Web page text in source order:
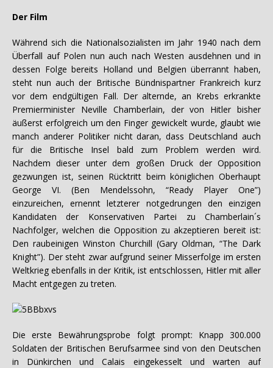
Der Film
Während sich die Nationalsozialisten im Jahr 1940 nach dem
Überfall auf Polen nun auch nach Westen ausdehnen und in
dessen Folge bereits Holland und Belgien überrannt haben,
steht nun auch der Britische Bündnispartner Frankreich kurz
vor dem endgültigen Fall. Der alternde, an Krebs erkrankte
Premierminister Neville Chamberlain, der von Hitler bisher
äußerst erfolgreich um den Finger gewickelt wurde, glaubt wie
manch anderer Politiker nicht daran, dass Deutschland auch
für die Britische Insel bald zum Problem werden wird.
Nachdem dieser unter dem großen Druck der Opposition
gezwungen ist, seinen Rücktritt beim königlichen Oberhaupt
George VI. (Ben Mendelssohn, “Ready Player One”)
einzureichen, ernennt letzterer notgedrungen den einzigen
Kandidaten der Konservativen Partei zu Chamberlain´s
Nachfolger, welchen die Opposition zu akzeptieren bereit ist:
Den raubeinigen Winston Churchill (Gary Oldman, “The Dark
Knight”). Der steht zwar aufgrund seiner Misserfolge im ersten
Weltkrieg ebenfalls in der Kritik, ist entschlossen, Hitler mit aller
Macht entgegen zu treten.
Die erste Bewährungsprobe folgt prompt: Knapp 300.000
Soldaten der Britischen Berufsarmee sind von den Deutschen
in Dünkirchen und Calais eingekesselt und warten auf